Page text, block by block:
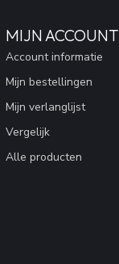
MIJN ACCOUNT
Account informatie
Mijn bestellingen
Mijn verlanglijst
Vergelijk
Alle producten